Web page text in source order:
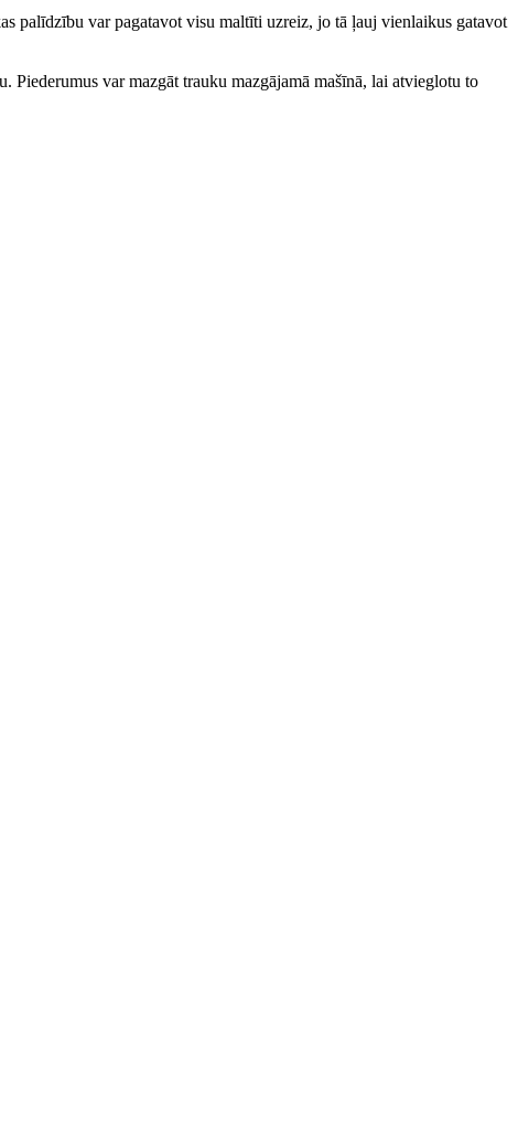
palīdzību var pagatavot visu maltīti uzreiz, jo tā ļauj vienlaikus gatavot
Piederumus var mazgāt trauku mazgājamā mašīnā, lai atvieglotu to